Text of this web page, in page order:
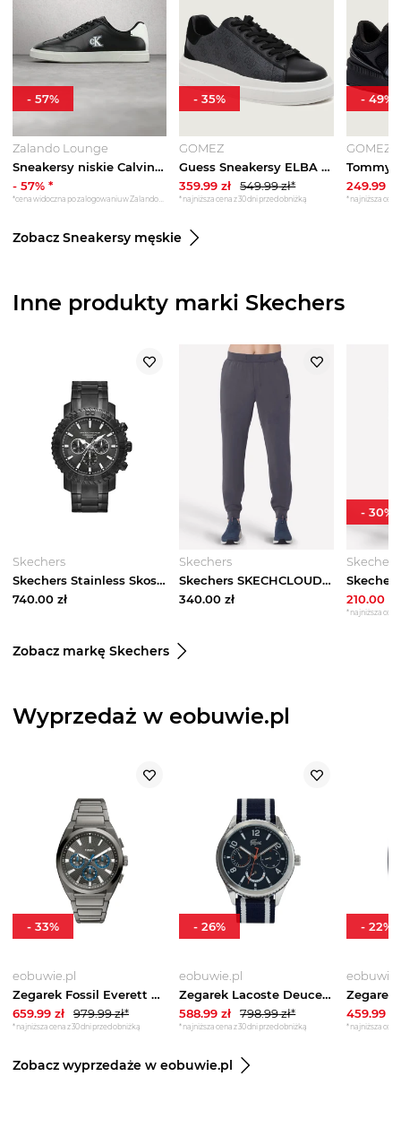
Zalando Lounge
Sneakersy niskie Calvin Klein czarny
- 57% *
- 57%
GOMEZ
Guess Sneakersy ELBA | z dodatkiem skóry czarny
359.99 zł 549.99zł*
*najniższa cena z 30 dni przed obniżką
-35%
GOMEZ
249.99zł
*najniższa cena
- 49%
Zobacz Sneakersy męskie
Inne produkty marki Skechers
Skechers
Skechers Stainless Skoszulkal Chronograph zegarek - Metaliczny Watch
740.00 zł
Skechers
Skechers SKECHCLOUD Elevate joggery - Czarny / Grafitowy
340.00 zł
Skechers
210.00zł
*najniższa cena
- 30%
Zobacz markę Skechers
Wyprzedaż w eobuwie.pl
eobuwie.pl
Zegarek Fossil Everett Chronograph FS6107 Szary
659.99 zł 979.99zł*
*najniższa cena z 30 dni przed obniżką
- 33%
eobuwie.pl
Zegarek Lacoste Deuce 2011290 Granatowy
588.99 zł 798.99zł*
*najniższa cena z 30 dni przed obniżką
-26%
459.99zł
*najniższa cena
- 22%
Zobacz wyprzedaże w eobuwie.pl